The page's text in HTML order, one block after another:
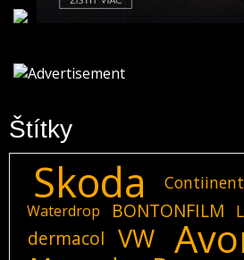
Štítky
Skoda
Waterdrop BONTONFILM
dermacol
VW